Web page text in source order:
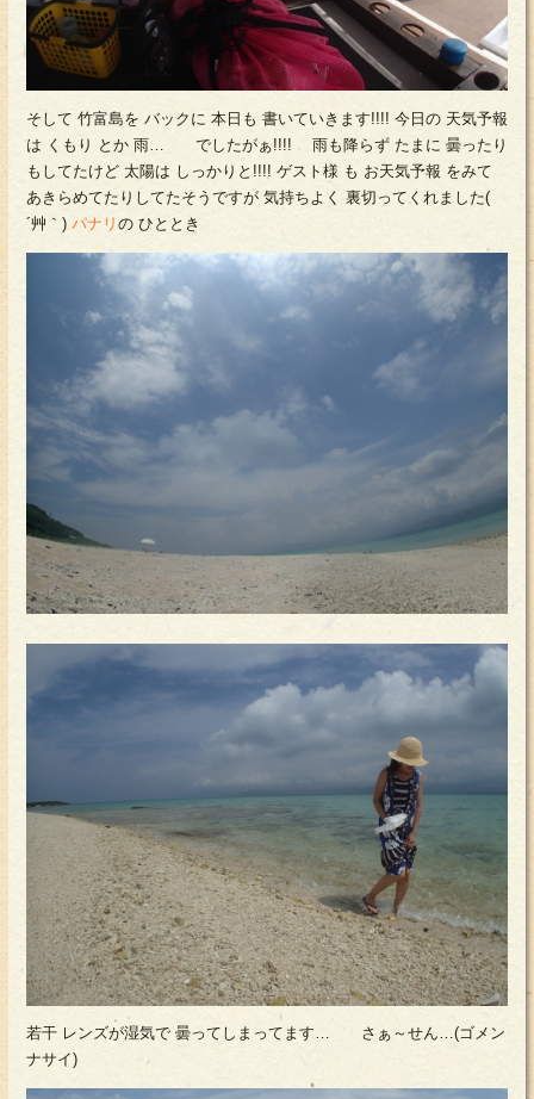
そして 竹富島を バックに 本日も 書いていきます!!!! 今日の 天気予報
は くもり とか 雨… でしたがぁ!!!! 雨も降らず たまに 曇ったり
もしてたけど 太陽は しっかりと!!!! ゲスト様 も お天気予報 をみて
あきらめてたりしてたそうですが 気持ちよく 裏切ってくれました(
´艸｀) パナリ の ひととき
若干 レンズが湿気で 曇ってしまってます… さぁ～せん…(ゴメン
ナサイ)